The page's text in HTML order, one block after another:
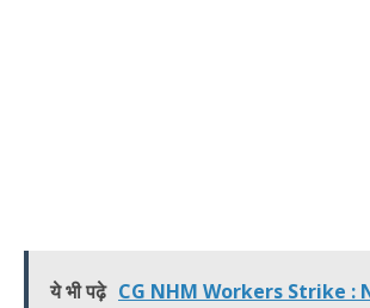
ये भी पढ़े CG NHM Workers Strike :